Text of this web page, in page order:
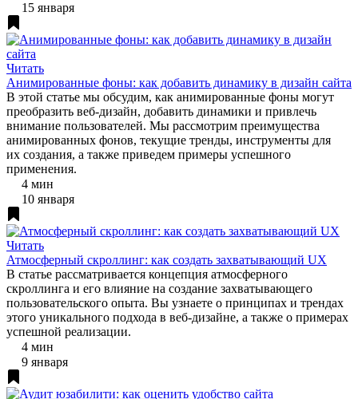
15 января
Читать
Анимированные фоны: как добавить динамику в дизайн сайта
В этой статье мы обсудим, как анимированные фоны могут
преобразить веб-дизайн, добавить динамики и привлечь
внимание пользователей. Мы рассмотрим преимущества
анимированных фонов, текущие тренды, инструменты для
их создания, а также приведем примеры успешного
применения.
4 мин
10 января
Читать
Атмосферный скроллинг: как создать захватывающий UX
В статье рассматривается концепция атмосферного
скроллинга и его влияние на создание захватывающего
пользовательского опыта. Вы узнаете о принципах и трендах
этого уникального подхода в веб-дизайне, а также о примерах
успешной реализации.
4 мин
9 января